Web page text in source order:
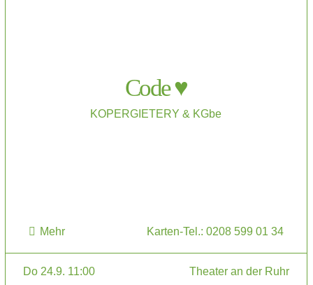
Code ♥
KOPERGIETERY & KGbe
Mehr Karten-Tel.: 0208 599 01 34
Do 24.9. 11:00 Theater an der Ruhr